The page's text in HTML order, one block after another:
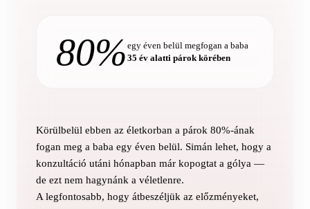
80% egy éven belül megfogan a baba
35 év alatti párok körében
Körülbelül ebben az életkorban a párok 80%-ának
fogan meg a baba egy éven belül. Simán lehet, hogy a
konzultáció utáni hónapban már kopogtat a gólya —
de ezt nem hagynánk a véletlenre.
A legfontosabb, hogy átbeszéljük az előzményeket,